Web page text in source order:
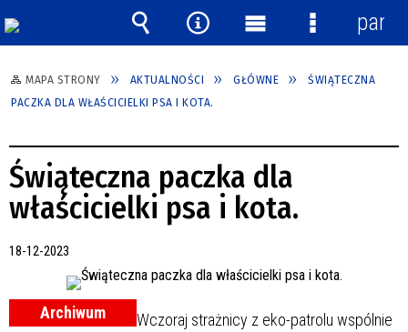
MAPA STRONY AKTUALNOŚCI GŁÓWNE
ŚWIĄTECZNA
PACZKA DLA WŁAŚCICIELKI PSA I KOTA.
Świąteczna paczka dla
właścicielki psa i kota.
18-12-2023
Archiwum
Wczoraj strażnicy z eko-patrolu wspólnie
Wyszukiwarka
Narzędzia
Menu
główne
Menu
panel